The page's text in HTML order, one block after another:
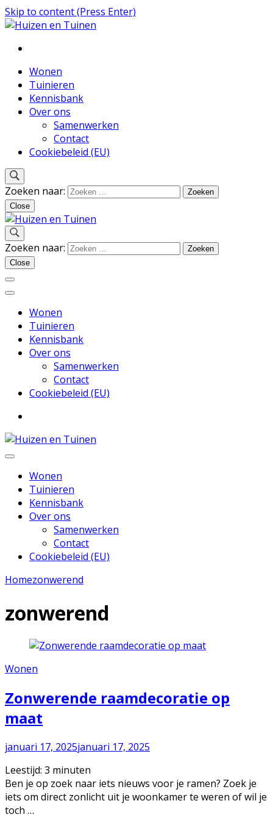
Skip to content (Press Enter)
Huizen en Tuinen
Inspiratie voor wonen en tuinieren
Wonen
Tuinieren
Kennisbank
Over ons
Samenwerken
Contact
Cookiebeleid (EU)
Zoeken naar:
Close
Huizen en Tuinen
Inspiratie voor wonen en tuinieren
Zoeken naar:
Close
Wonen
Tuinieren
Kennisbank
Over ons
Samenwerken
Contact
Cookiebeleid (EU)
Huizen en Tuinen
Inspiratie voor wonen en tuinieren
Wonen
Tuinieren
Kennisbank
Over ons
Samenwerken
Contact
Cookiebeleid (EU)
Homezonwerend
zonwerend
Wonen
Zonwerende raamdecoratie op
maat
januari 17, 2025januari 17, 2025
Leestijd: 3 minuten
Ben je op zoek naar iets nieuws voor je ramen? Zoek je
iets om direct zonlicht uit je woonkamer te weren of wil je
toch …